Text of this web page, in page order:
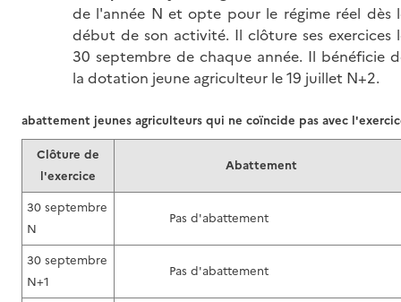
de l'année N et opte pour le régime réel dès
début de son activité. Il clôture ses exercices
30 septembre de chaque année. Il bénéficie
la dotation jeune agriculteur le 19 juillet N+2.
Clôture de
l'exercice
Abattement
30 septembre
N
Pas d'abattement
30 septembre
N+1
Pas d'abattement
abattement jeunes agriculteurs qui ne coïncide pas avec